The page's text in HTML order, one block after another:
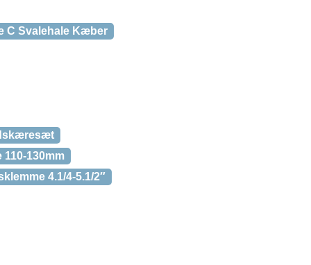
C Svalehale Kæber
130mm
4.1/4-5.1/2″